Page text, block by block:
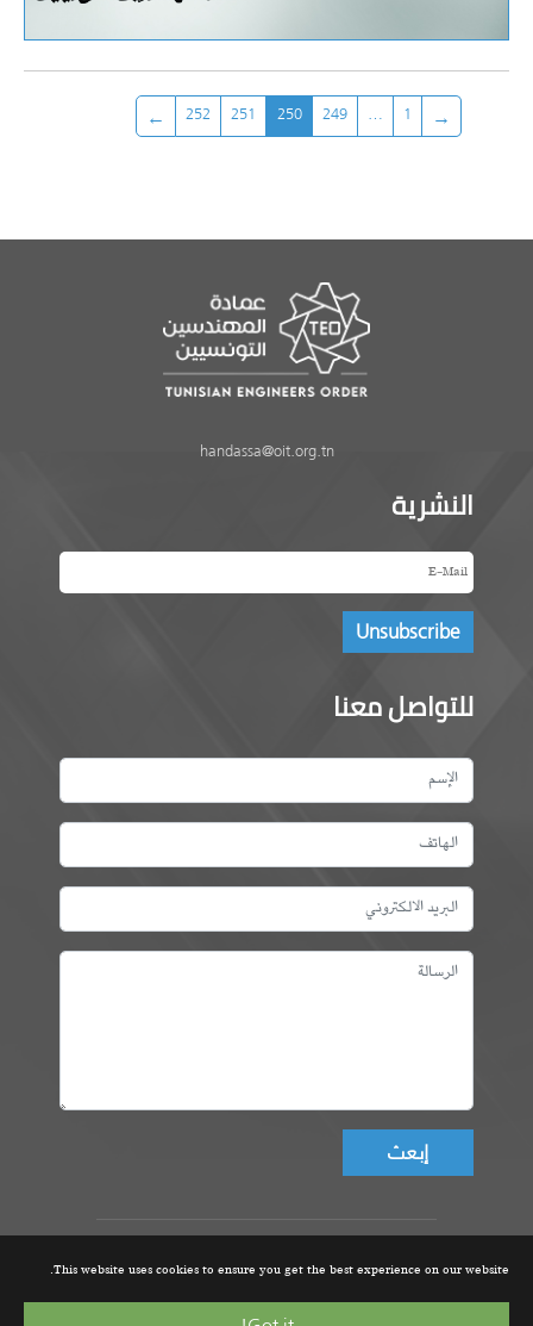
This website uses cookies to ensure you get the best experience on our website.
1
…
249
250
251
252
handassa@oit.org.tn
النشرية
للتواصل معنا
تصميم و تطوير الموقع من قبل